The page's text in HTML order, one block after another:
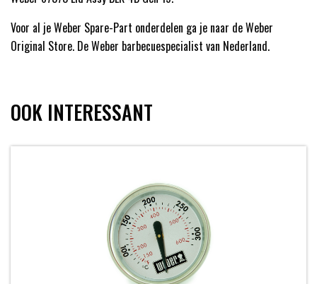
Voor al je Weber Spare-Part onderdelen ga je naar de Weber
Original Store. De Weber barbecuespecialist van Nederland.
OOK INTERESSANT